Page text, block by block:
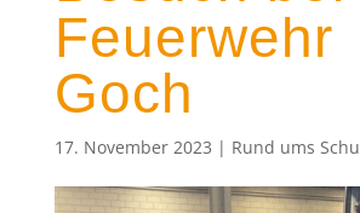
Feuerwehr
Goch
17. November 2023 | Rund ums